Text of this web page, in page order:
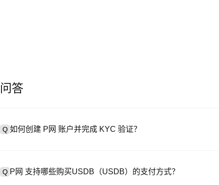
问答
Q 如何创建 P网 账户并完成 KYC 验证？
Q P网 支持哪些购买USDB（USDB）的支付方式？